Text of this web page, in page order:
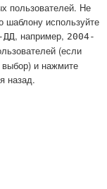
пользователей. Не
шаблону используйте
ДД, например, 2004-
(если
и нажмите
назад.